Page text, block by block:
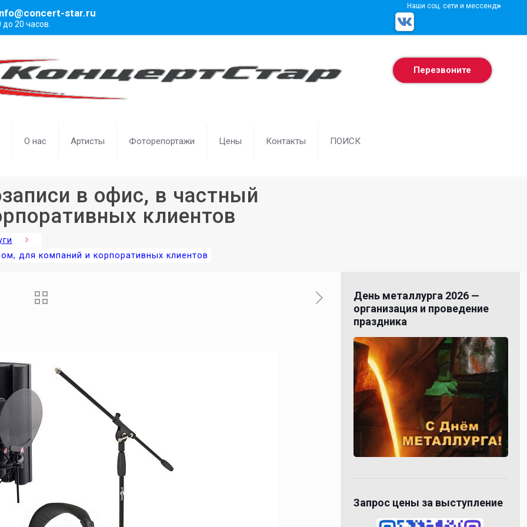
star.ru
до 20 часов.
Наши соц. сети и мессенджеры
О нас Артисты Фоторепортажи Цены Контакты ПОИСК
Перезвоните
в офис, в частный
клиентов
для компаний и корпоративных клиентов
День металлурга 2026 —
организация и проведение
праздника
Запрос цены за выступление